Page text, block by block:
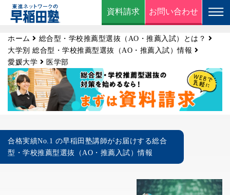
資料請求 お問い合わせ
ホーム
総合型・学校推薦型選抜（AO・推薦入試）とは？
大学別 総合型・学校推薦型選抜（AO・推薦入試）情報
愛媛大学
医学部
合格実績No.1 の早稲田塾講師がお届けする総合
型・学校推薦型選抜（AO・推薦入試）情報